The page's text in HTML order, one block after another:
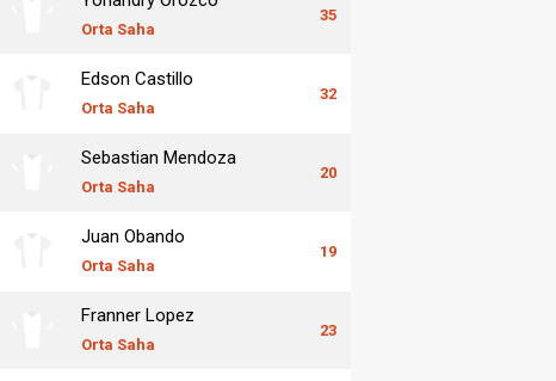
Orta Saha
35
Edson Castillo
Orta Saha
32
Sebastian Mendoza
Orta Saha
20
Juan Obando
Orta Saha
19
Franner Lopez
Orta Saha
23